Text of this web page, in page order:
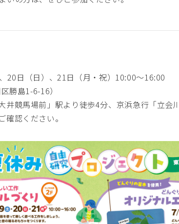
20日（日）、21日（月・祝）10:00～16:00
勝島1-6-16）
井競馬場前」駅より徒歩4分、京浜急行「立会
確認ください。